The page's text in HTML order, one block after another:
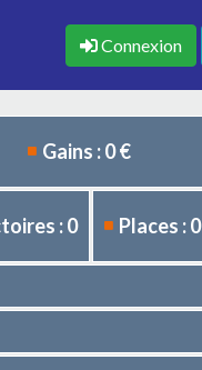
Connexion
Gains : 0 €
: 0 Places : 0